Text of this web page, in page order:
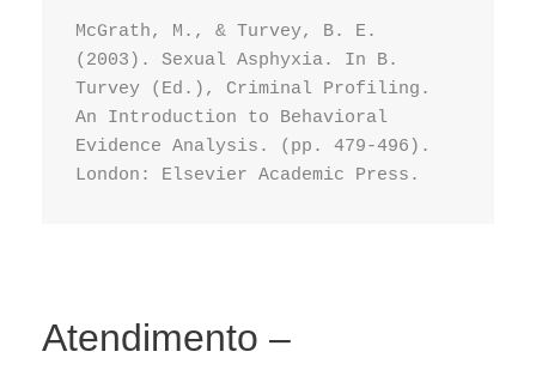
McGrath, M., & Turvey, B. E.
(2003). Sexual Asphyxia. In B.
Turvey (Ed.), Criminal Profiling.
An Introduction to Behavioral
Evidence Analysis. (pp. 479-496).
London: Elsevier Academic Press.
Atendimento –